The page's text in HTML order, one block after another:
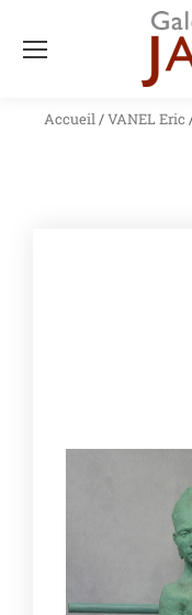
Accueil/VANEL Eric